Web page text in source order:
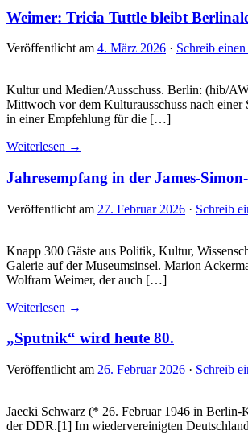
Weimer: Tricia Tuttle bleibt
Veröffentlicht am 4. März 2026 · Schreib
Kultur und Medien/Ausschuss. Berlin: (hib/
Mittwoch vor dem Kulturausschuss nach
in einer Empfehlung für die […]
Weiterlesen →
Jahresempfang in der James-
Veröffentlicht am 27. Februar 2026 · Schreib
Knapp 300 Gäste aus Politik, Kultur,
Galerie auf der Museumsinsel. Marion
Wolfram Weimer, der auch […]
Weiterlesen →
„Sputnik“ wird heute 80.
Veröffentlicht am 26. Februar 2026 · Schreib
Jaecki Schwarz (* 26. Februar 1946 in Berlin-
der DDR.[1] Im wiedervereinigten